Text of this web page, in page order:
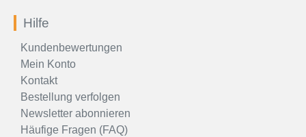
Hilfe
Kundenbewertungen
Mein Konto
Kontakt
Bestellung verfolgen
Newsletter abonnieren
Häufige Fragen (FAQ)